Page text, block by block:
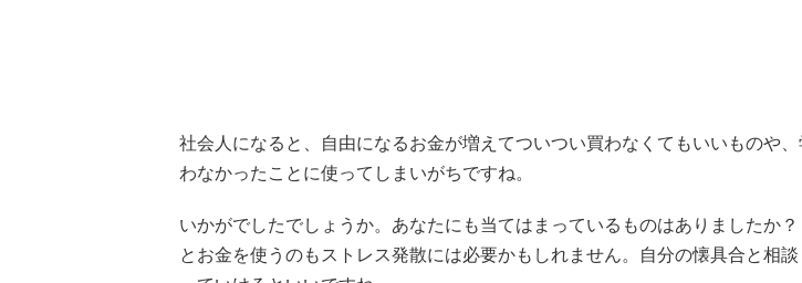
社会人になると、自由になるお金が増えてついつい買わなくてもいいものや
わなかったことに使ってしまいがちですね。
いかがでしたでしょうか。あなたにも当てはまっているものはありましたか
とお金を使うのもストレス発散には必要かもしれません。自分の懐具合と相